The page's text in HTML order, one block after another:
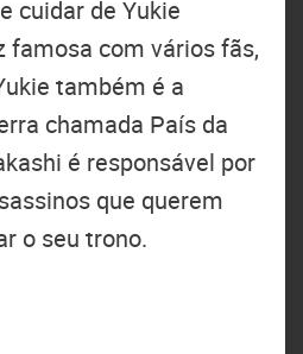
cuidar de Yukie
famosa com vários fãs,
também é a
chamada País da
é responsável por
que querem
o seu trono.